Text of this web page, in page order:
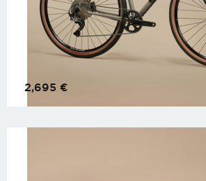
2,695 €